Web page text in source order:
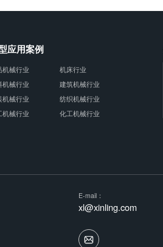
应用案例
机械行业
机床行业
机械行业
建筑机械行业
机械行业
纺织机械行业
机械行业
化工机械行业
E-mail：
xl@xinling.com